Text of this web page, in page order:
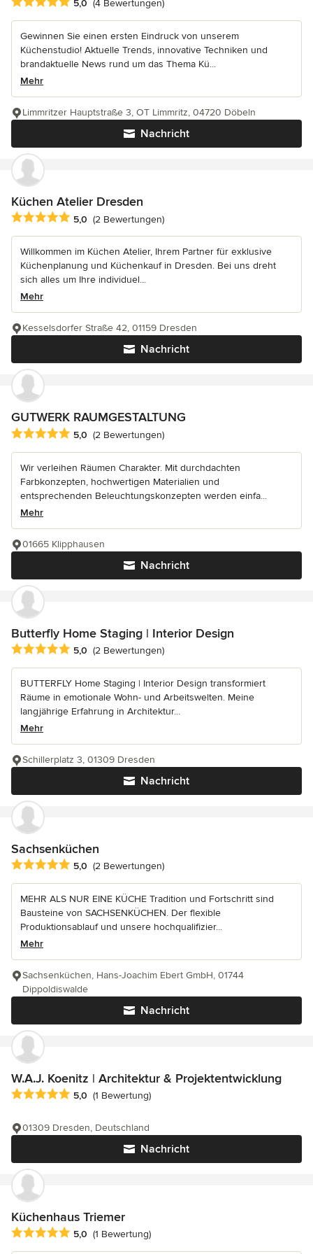
5,0 (4 Bewertungen)
Gewinnen Sie einen ersten Eindruck von unserem
Küchenstudio! Aktuelle Trends, innovative Techniken und
brandaktuelle News rund um das Thema Kü...
Mehr
Nachricht
Limmritzer Hauptstraße 3, OT Limmritz, 04720 Döbeln
Küchen Atelier Dresden
Durchschnittliche Bewertung: 5 von 5 Sternen
5,0 (2 Bewertungen)
Willkommen im Küchen Atelier, Ihrem Partner für exklusive
Küchenplanung und Küchenkauf in Dresden. Bei uns dreht
sich alles um Ihre individuel...
Mehr
Nachricht
Kesselsdorfer Straße 42, 01159 Dresden
GUTWERK RAUMGESTALTUNG
Durchschnittliche Bewertung: 5 von 5 Sternen
5,0 (2 Bewertungen)
Wir verleihen Räumen Charakter. Mit durchdachten
Farbkonzepten, hochwertigen Materialien und
entsprechenden Beleuchtungskonzepten werden einfa...
Mehr
Nachricht
01665 Klipphausen
Butterfly Home Staging | Interior Design
Durchschnittliche Bewertung: 5 von 5 Sternen
5,0 (2 Bewertungen)
BUTTERFLY Home Staging | Interior Design transformiert
Räume in emotionale Wohn- und Arbeitswelten. Meine
langjährige Erfahrung in Architektur...
Mehr
Nachricht
Schillerplatz 3, 01309 Dresden
Sachsenküchen
Durchschnittliche Bewertung: 5 von 5 Sternen
5,0 (2 Bewertungen)
MEHR ALS NUR EINE KÜCHE Tradition und Fortschritt sind
Bausteine von SACHSENKÜCHEN. Der flexible
Produktionsablauf und unsere hochqualifizier...
Mehr
Nachricht
Sachsenküchen, Hans-Joachim Ebert GmbH, 01744
Dippoldiswalde
W.A.J. Koenitz | Architektur & Projektentwicklung
Durchschnittliche Bewertung: 5 von 5 Sternen
5,0 (1 Bewertung)
Nachricht
01309 Dresden, Deutschland
Küchenhaus Triemer
Durchschnittliche Bewertung: 5 von 5 Sternen
5,0 (1 Bewertung)